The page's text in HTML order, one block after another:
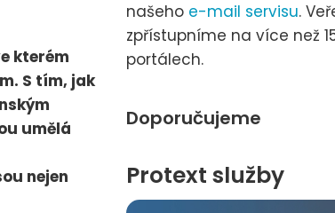
kterém
S tím, jak
umělá
nejen
našeho e-mail servisu.
zpřístupníme na více než
portálech.
Doporučujeme
Protext služby